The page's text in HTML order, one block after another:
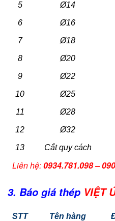
5 Ø14
6 Ø16
7 Ø18
8 Ø20
9 Ø22
10 Ø25
11 Ø28
12 Ø32
13 Cắt quy cách
Liên hệ:0934.781.098 –
3. Báo giá thép VIỆT
STT Tên hàng